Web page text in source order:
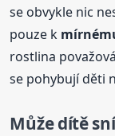
se obvykle nic
pouze k
rostlina
se pohybují děti
Může dítě